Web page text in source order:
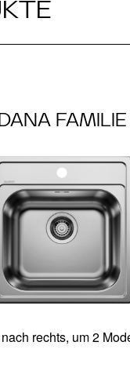
FAMILIE
rechts, um 2